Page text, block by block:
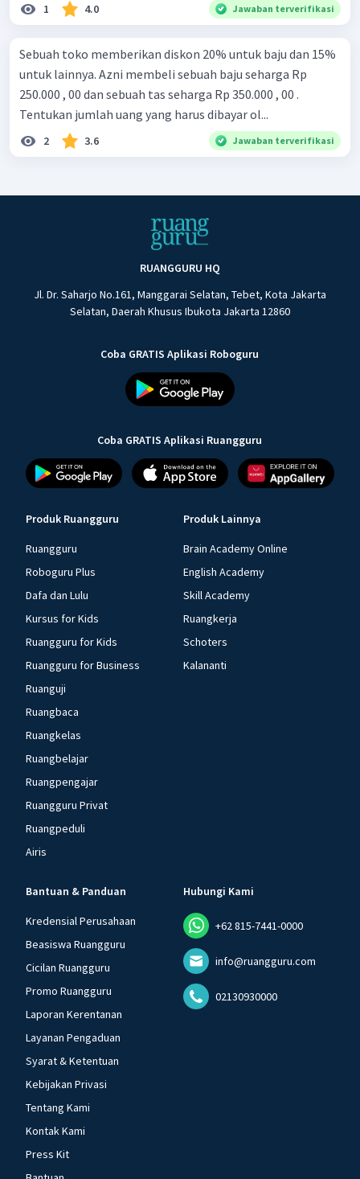
1 4.0 Jawaban terverifikasi
Sebuah toko memberikan diskon 20% untuk baju dan 15%
untuk lainnya. Azni membeli sebuah baju seharga Rp
250.000 , 00 dan sebuah tas seharga Rp 350.000 , 00 .
Tentukan jumlah uang yang harus dibayar ol...
2 3.6 Jawaban terverifikasi
RUANGGURU HQ
Jl. Dr. Saharjo No.161, Manggarai Selatan, Tebet, Kota Jakarta
Selatan, Daerah Khusus Ibukota Jakarta 12860
Coba GRATIS Aplikasi Roboguru
Coba GRATIS Aplikasi Ruangguru
Produk Ruangguru
Ruangguru
Roboguru Plus
Dafa dan Lulu
Kursus for Kids
Ruangguru for Kids
Ruangguru for Business
Ruanguji
Ruangbaca
Ruangkelas
Ruangbelajar
Ruangpengajar
Ruangguru Privat
Ruangpeduli
Airis
Produk Lainnya
Brain Academy Online
English Academy
Skill Academy
Ruangkerja
Schoters
Kalananti
Bantuan & Panduan
Kredensial Perusahaan
Beasiswa Ruangguru
Cicilan Ruangguru
Promo Ruangguru
Laporan Kerentanan
Layanan Pengaduan
Syarat & Ketentuan
Kebijakan Privasi
Tentang Kami
Kontak Kami
Press Kit
Hubungi Kami
+62 815-7441-0000
info@ruangguru.com
02130930000